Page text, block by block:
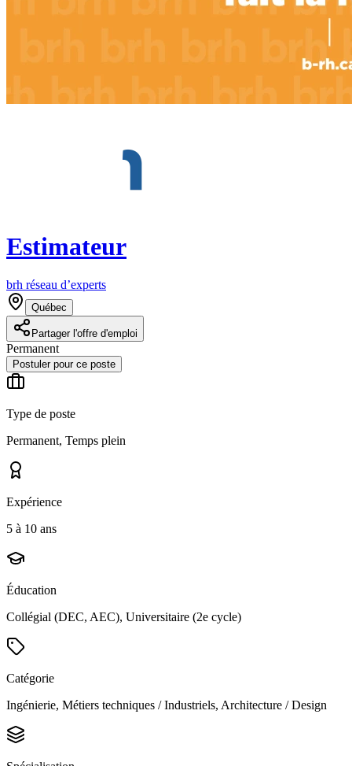
Estimateur
brh réseau d’experts
Québec
Partager l'offre d'emploi
Permanent
Postuler pour ce poste
Type de poste
Permanent, Temps plein
Expérience
5 à 10 ans
Éducation
Collégial (DEC, AEC), Universitaire (2e cycle)
Catégorie
Ingénierie, Métiers techniques / Industriels, Architecture / Design